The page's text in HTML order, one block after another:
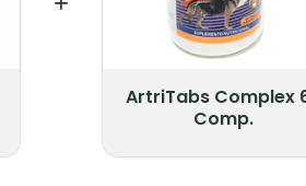
ArtriTabs Complex
Comp.